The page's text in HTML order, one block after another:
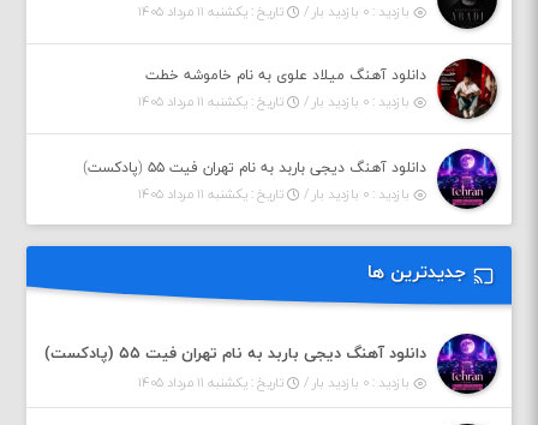
بازدید : ۰ بازدید بار /
تاریخ : یکشنبه ۱۱ مرداد ۱۴۰۵
دانلود آهنگ میلاد علوی به نام خاموشه خطت
بازدید : ۰ بازدید بار /
تاریخ : یکشنبه ۱۱ مرداد ۱۴۰۵
دانلود آهنگ دیجی باربد به نام تهران فیت ۵۵ (پادکست)
بازدید : ۰ بازدید بار /
تاریخ : یکشنبه ۱۱ مرداد ۱۴۰۵
جدیدترین ها
دانلود آهنگ دیجی باربد به نام تهران فیت ۵۵ (پادکست)
بازدید : ۰ بازدید بار / تاریخ : یکشنبه ۱۱ مرداد ۱۴۰۵